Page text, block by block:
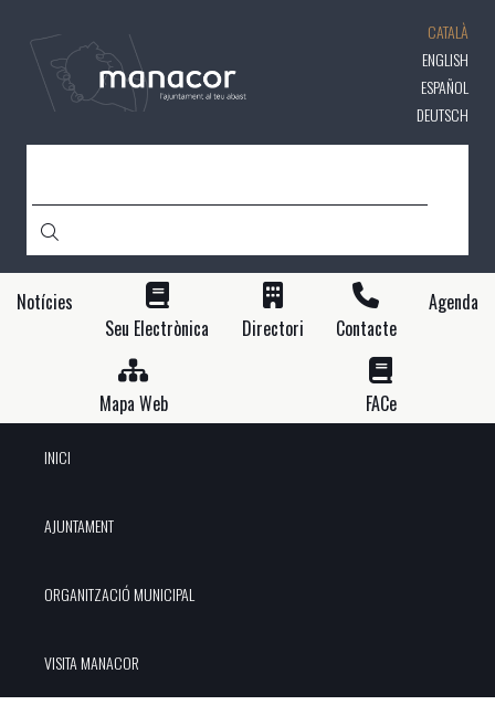
contingut
CATALÀ
ENGLISH
ESPAÑOL
DEUTSCH
Notícies
Seu Electrònica
Directori Contacte
Agenda
Mapa Web FACe
INICI
AJUNTAMENT
ORGANITZACIÓ MUNICIPAL
VISITA MANACOR